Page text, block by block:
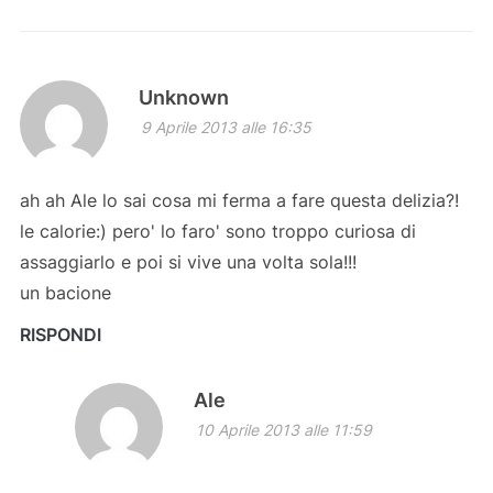
Unknown
9 Aprile 2013 alle 16:35
ah ah Ale lo sai cosa mi ferma a fare questa delizia?!
le calorie:) pero' lo faro' sono troppo curiosa di
assaggiarlo e poi si vive una volta sola!!!
un bacione
RISPONDI
Ale
10 Aprile 2013 alle 11:59